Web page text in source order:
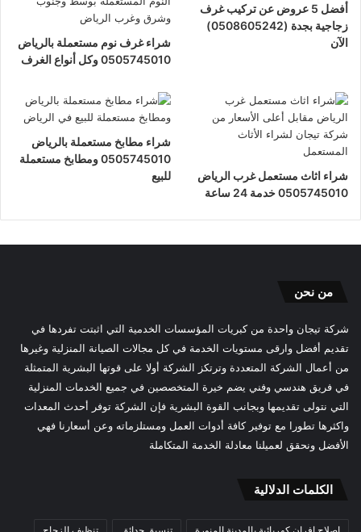
أفضل 5 عروض عن تركيب غرف
زجاجية بجدة (0508605242)
الآن
شراء غرف نوم مستعملة بالرياض
0505745010 وكل أنواع الغرف
شراء اثاث مستعمل غرب الرياض
0505745010 خدمة 24 ساعة
شراء مطابخ مستعملة بالرياض
0505745010 ومطابخ مستعملة
للبيع
من نحن
شركة تيجان واحدة من كبريات المؤسسات الخدمية التي اثبتت تفردها في
تقديم أفضل وارقى مستويات الخدمة في كل مجالات الصيانة المنزلية وغيرها
من أعمال الشركة المتعددة وترتكز الشركة أولا على قوتها البشرية المتمثلة
في فريق هندسي وفني يضم خيرة المتخصصين في جميع الخدمات المنزلية
التي نتولى تقديمها وبجانب القوة البشرية فإن الشركة توفر أحدث المعدات
واكثرها تطورا مع توفير كافة أدوات العمل ومستلزماته وعن أسعارنا فهي
الأفضل ونحقق لعميلنا معادلة الخدمة المتكاملة
الكلمات الدلالية